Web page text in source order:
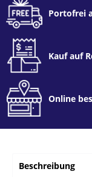
Portofrei
Kauf auf
Online
Beschreibung